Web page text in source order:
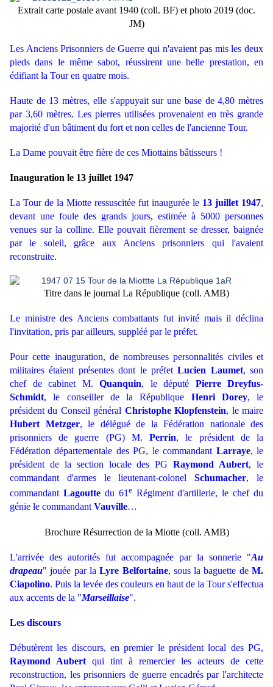
Extrait carte postale avant 1940 (coll. BF) et photo 2019 (doc.
JM)
Les Anciens Prisonniers de Guerre qui n'avaient pas mis les deux
pieds dans le même sabot, réussirent une belle prestation, en
édifiant la Tour en quatre mois.
Haute de 13 mètres, elle s'appuyait sur une base de 4,80 mètres
par 3,60 mètres. Les pierres utilisées provenaient en très grande
majorité d'un bâtiment du fort et non celles de l'ancienne Tour.
La Dame pouvait être fière de ces Miottains bâtisseurs !
Inauguration le 13 juillet 1947
La Tour de la Miotte ressuscitée fut inaugurée le 13 juillet 1947,
devant une foule des grands jours, estimée à 5000 personnes
venues sur la colline. Elle pouvait fièrement se dresser, baignée
par le soleil, grâce aux Anciens prisonniers qui l'avaient
reconstruite.
Titre dans le journal La République (coll. AMB)
Le ministre des Anciens combattants fut invité mais il déclina
l'invitation, pris par ailleurs, suppléé par le préfet.
Pour cette inauguration, de nombreuses personnalités civiles et
militaires étaient présentes dont le préfetLucien Laumet, son
chef de cabinet M. Quanquin, le député Pierre Dreyfus-
Schmidt, le conseiller de la République Henri Dorey, le
président du Conseil général Christophe Klopfenstein, le maire
Hubert Metzger, le délégué de la Fédération nationale des
prisonniers de guerre (PG) M.Perrin, le président de la
Fédération départementale des PG, le commandant Larraye, le
président de la section locale des PGRaymond Aubert, le
commandant d'armes le lieutenant-colonelSchumacher, le
commandant Lagouttedu 61 eRégiment d'artillerie, le chef du
génie le commandant Vauville…
Brochure Résurrection de la Miotte (coll. AMB)
L'arrivée des autorités fut accompagnée par la sonnerie "Au
drapeau" jouée par laLyre Belfortaine, sous la baguette deM.
Ciapolino. Puis la levée des couleurs en haut de la Tour s'effectua
aux accents de la "Marseillaise".
Les discours
Débutèrent les discours, en premier le président local des PG,
Raymond Aubert qui tint à remercier les acteurs de cette
reconstruction, les prisonniers de guerre encadrés par l'architecte